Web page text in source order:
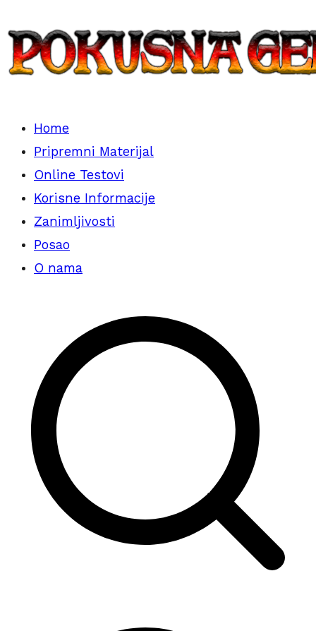
to
content
Pokusna Generacija
Vom Ausländer zum Inländer
Home
Pripremni Materijal
Online Testovi
Korisne Informacije
Zanimljivosti
Posao
O nama